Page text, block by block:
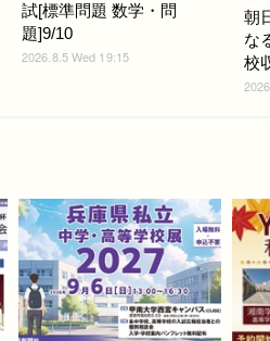
試[標準問題 数学・問
題]9/10
2026.8.5 Wed 19:15
朝
な
校